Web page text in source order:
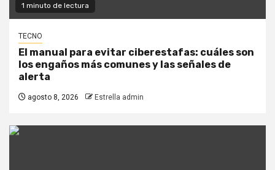
1 minuto de lectura
TECNO
El manual para evitar ciberestafas: cuáles son
los engaños más comunes y las señales de
alerta
agosto 8, 2026 Estrella admin